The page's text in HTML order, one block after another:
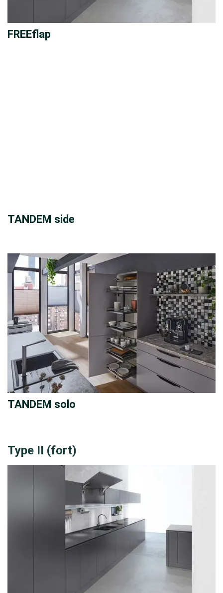
FREEflap
TANDEM side
TANDEM solo
Type II (fort)